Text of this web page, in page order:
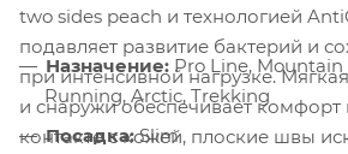
two sides peach и технологией
подавляет развитие бактерий и
при интенсивной нагрузке.
и снаружи обеспечивает
контакте с кожей, плоские швы
Назначение: Pro Line, Mountain
Running, Arctic, Trekking
Посадка:Slim